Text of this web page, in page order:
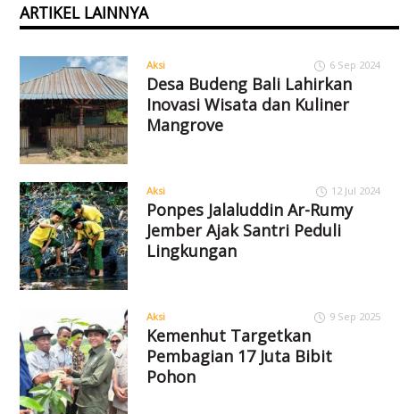
ARTIKEL LAINNYA
Aksi 6 Sep 2024
Desa Budeng Bali Lahirkan
Inovasi Wisata dan Kuliner
Mangrove
Aksi 12 Jul 2024
Ponpes Jalaluddin Ar-Rumy
Jember Ajak Santri Peduli
Lingkungan
Aksi 9 Sep 2025
Kemenhut Targetkan
Pembagian 17 Juta Bibit
Pohon